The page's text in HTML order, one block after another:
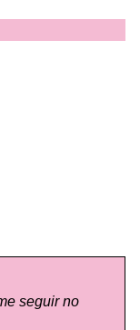
seguir no